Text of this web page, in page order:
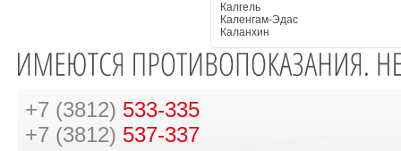
Калгель
Каленгам-Эдас
Каланхин
+7 (3812) 533-335
+7 (3812) 537-337